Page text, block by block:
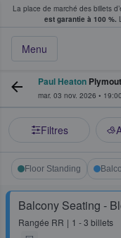
La place de marché des billets
est garantie à 100 %.
Menu
fans achètent
Paul Heaton
mar. 03 nov. 2026 • 19:00
Filtres
Floor Standing
Balcony Seating -
Rangée RR 1 - 3 billets